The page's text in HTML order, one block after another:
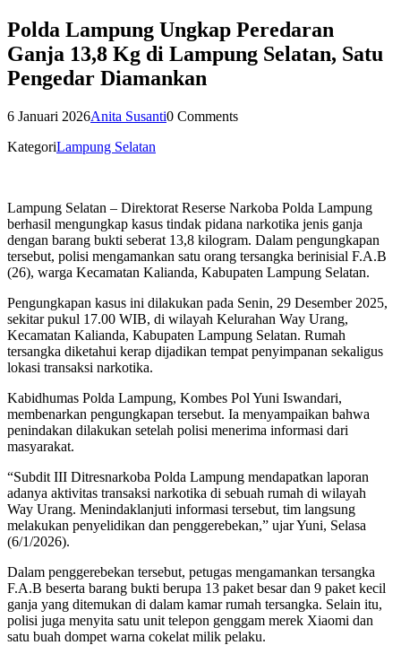
Polda Lampung Ungkap Peredaran
Ganja 13,8 Kg di Lampung Selatan, Satu
Pengedar Diamankan
6 Januari 2026Anita Susanti0 Comments
KategoriLampung Selatan
Lampung Selatan – Direktorat Reserse Narkoba Polda Lampung
berhasil mengungkap kasus tindak pidana narkotika jenis ganja
dengan barang bukti seberat 13,8 kilogram. Dalam pengungkapan
tersebut, polisi mengamankan satu orang tersangka berinisial F.A.B
(26), warga Kecamatan Kalianda, Kabupaten Lampung Selatan.
Pengungkapan kasus ini dilakukan pada Senin, 29 Desember 2025,
sekitar pukul 17.00 WIB, di wilayah Kelurahan Way Urang,
Kecamatan Kalianda, Kabupaten Lampung Selatan. Rumah
tersangka diketahui kerap dijadikan tempat penyimpanan sekaligus
lokasi transaksi narkotika.
Kabidhumas Polda Lampung, Kombes Pol Yuni Iswandari,
membenarkan pengungkapan tersebut. Ia menyampaikan bahwa
penindakan dilakukan setelah polisi menerima informasi dari
masyarakat.
“Subdit III Ditresnarkoba Polda Lampung mendapatkan laporan
adanya aktivitas transaksi narkotika di sebuah rumah di wilayah
Way Urang. Menindaklanjuti informasi tersebut, tim langsung
melakukan penyelidikan dan penggerebekan,” ujar Yuni, Selasa
(6/1/2026).
Dalam penggerebekan tersebut, petugas mengamankan tersangka
F.A.B beserta barang bukti berupa 13 paket besar dan 9 paket kecil
ganja yang ditemukan di dalam kamar rumah tersangka. Selain itu,
polisi juga menyita satu unit telepon genggam merek Xiaomi dan
satu buah dompet warna cokelat milik pelaku.